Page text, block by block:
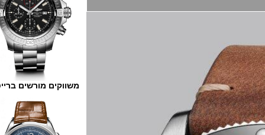
משווקים מורשים ברייטלינג